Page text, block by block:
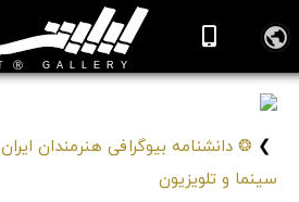
❯ ❂ دانشنامه بیوگرافی هنرمندان ایران
سینما و تلویزیون